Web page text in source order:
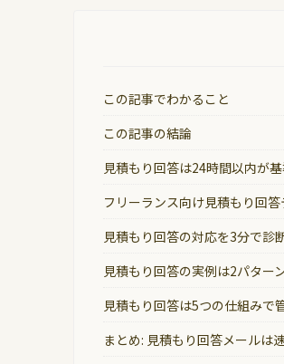
この記事でわかること
この記事の結論
見積もり回答は24時間以内が
フリーランス向け見積もり回
見積もり回答の対応を3分で診
見積もり回答の実例は2パター
見積もり回答は5つの仕組みで
まとめ: 見積もり回答メールは